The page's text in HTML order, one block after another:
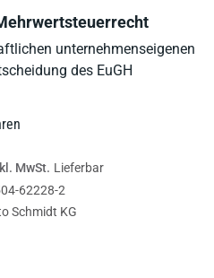
unternehmenseigenen
des EuGH
MwSt. Lieferbar
62228-2
Schmidt KG